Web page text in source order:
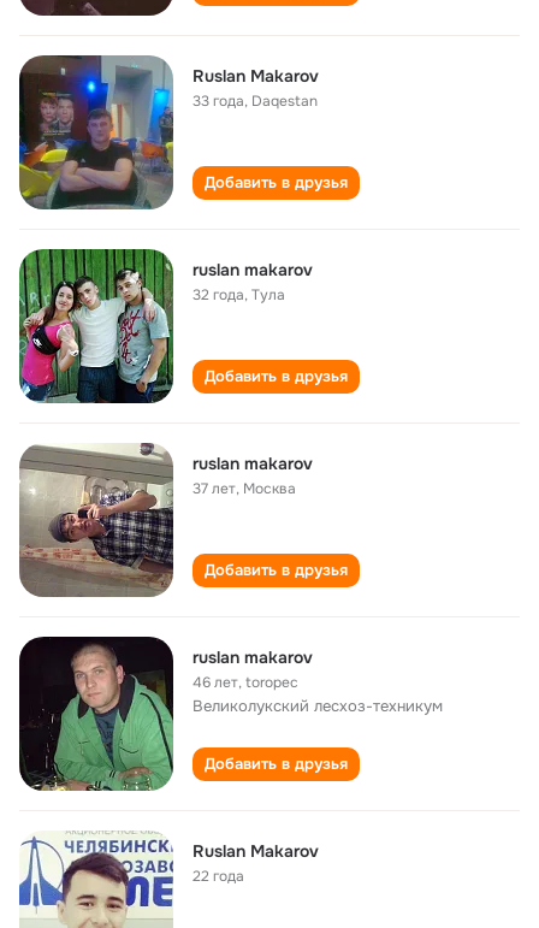
Ruslan Makarov
33 года, Daqestan
Добавить в друзья
ruslan makarov
32 года,Тула
Добавить в друзья
ruslan makarov
37 лет, Москва
Добавить в друзья
ruslan makarov
46 лет,toropec
Великолукский лесхоз-техникум
Добавить в друзья
Ruslan Makarov
22 года